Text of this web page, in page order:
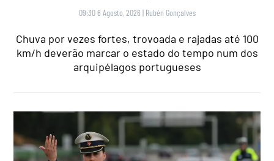
09:30 6 Agosto, 2026 | Rubén Gonçalves
Chuva por vezes fortes, trovoada e rajadas até 100
km/h deverão marcar o estado do tempo num dos
arquipélagos portugueses